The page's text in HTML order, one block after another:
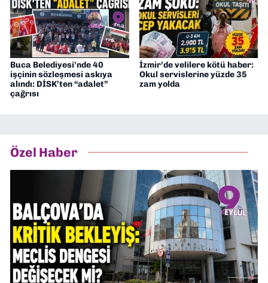
Buca Belediyesi’nde 40
işçinin sözleşmesi askıya
alındı: DİSK’ten “adalet”
çağrısı
İzmir’de velilere kötü haber:
Okul servislerine yüzde 35
zam yolda
Özel Haber